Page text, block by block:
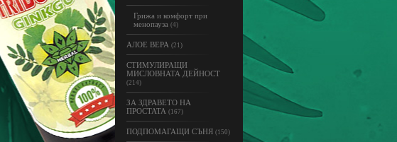
Грижа и комфорт при
менопауза (4)
АЛОЕ ВЕРА (21)
СТИМУЛИРАЩИ
МИСЛОВНАТА ДЕЙНОСТ
(214)
ЗА ЗДРАВЕТО НА
ПРОСТАТА (167)
ПОДПОМАГАЩИ СЪНЯ (150)